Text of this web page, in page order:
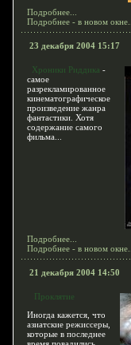
Подробнее...
Подробнее - в новом окне...
23 декабря 2004 15:17
Хроники Риддика -
самое
разрекламированное
кинематографическое
произведение жанра
фантастики. Хотя
содержание самого
фильма...
Подробнее...
Подробнее - в новом окне...
21 декабря 2004 14:50
Проклятие
Иногда кажется, что
азиатские режиссеры,
которые в последнее